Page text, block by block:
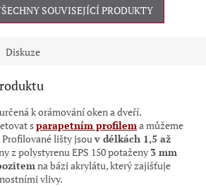
SOUVISEJÍCÍ PRODUKTY
Diskuze
určená k orámování oken a dveří.
sparapetním profilema můžeme
Profilované lišty jsouv délkách 1,5 až
z polystyrenu EPS 150 potaženy 3 mm
na bázi akrylátu, který zajišťuje
vlivy.